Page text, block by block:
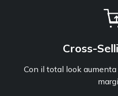
Cross-
Con il total look